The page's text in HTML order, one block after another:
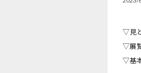
▽見
▽展
▽基